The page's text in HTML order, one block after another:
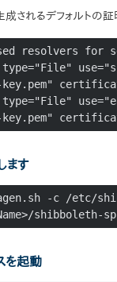
されるデフォルトの
resolvers for
type="File"
key.pem"
ます
-c /etc/
を起動